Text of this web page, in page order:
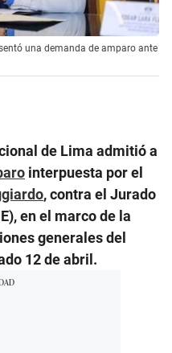
una demanda de amparo ante
de Lima admitió a
interpuesta por el
, contra el Jurado
en el marco de la
generales del
12 de abril.